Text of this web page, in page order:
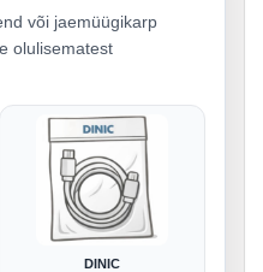
või jaemüügikarp
olulisematest
DINIC